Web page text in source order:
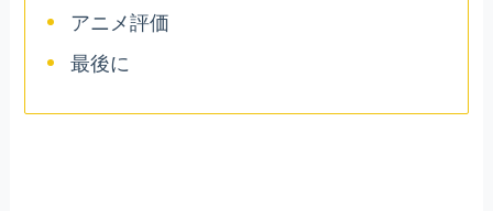
アニメ評価
最後に